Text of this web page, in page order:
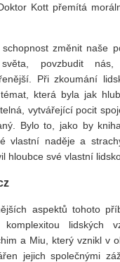
Kott přemítá
změnit naše
povzbudit
Při zkoumání
která byla jak
vytvářející pocit
Bylo to, jako by
vlastní naděje a
hloubce své vlastní
aspektů tohoto
lidských
a Miu, který vznikl v
jejich společnými